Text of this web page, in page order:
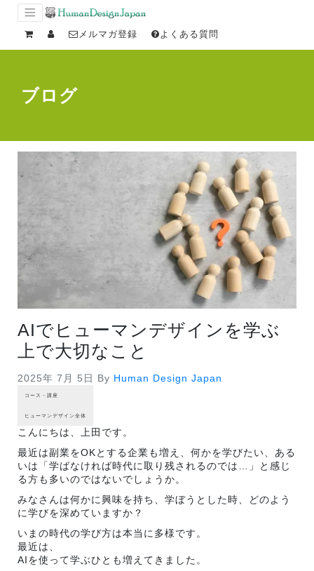
メルマガ登録 よくある質問
ブログ
AIでヒューマンデザインを学ぶ
上で大切なこと
2025年 7月 5日 By Human Design Japan
コース・講座
ヒューマンデザイン全体
こんにちは、上田です。
最近は副業をOKとする企業も増え、何かを学びたい、ある
いは「学ばなければ時代に取り残されるのでは…」と感じ
る方も多いのではないでしょうか。
みなさんは何かに興味を持ち、学ぼうとした時、どのよう
に学びを深めていますか？
いまの時代の学び方は本当に多様です。
最近は、
AIを使って学ぶひとも増えてきました。